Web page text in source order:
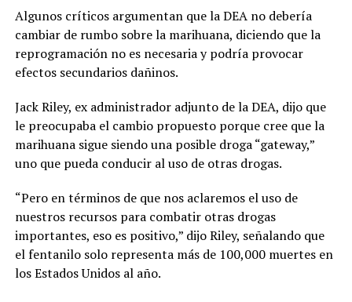
Algunos críticos argumentan que la DEA no debería
cambiar de rumbo sobre la marihuana, diciendo que la
reprogramación no es necesaria y podría provocar
efectos secundarios dañinos.
Jack Riley, ex administrador adjunto de la DEA, dijo que
le preocupaba el cambio propuesto porque cree que la
marihuana sigue siendo una posible droga “gateway,”
uno que pueda conducir al uso de otras drogas.
“Pero en términos de que nos aclaremos el uso de
nuestros recursos para combatir otras drogas
importantes, eso es positivo,” dijo Riley, señalando que
el fentanilo solo representa más de 100,000 muertes en
los Estados Unidos al año.